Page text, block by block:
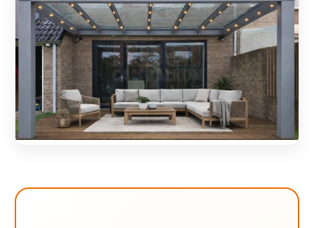
Çanakkale
Çekya
Diyarbakır
Eching
Edirne